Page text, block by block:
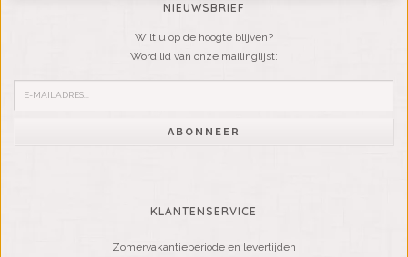
NIEUWSBRIEF
Wilt u op de hoogte blijven?
Word lid van onze mailinglijst:
ABONNEER
KLANTENSERVICE
Zomervakantieperiode en levertijden